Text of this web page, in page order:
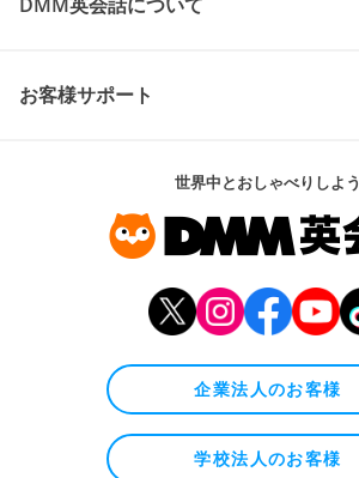
お客様サポート
世界中とおしゃべりしよう
企業法人のお客様
学校法人のお客様